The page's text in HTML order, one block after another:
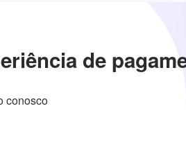
de
conosco